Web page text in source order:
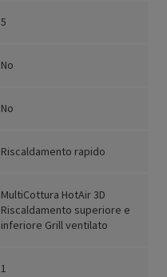
5
No
No
Riscaldamento rapido
MultiCottura HotAir 3D
Riscaldamento superiore e
inferiore Grill ventilato
1